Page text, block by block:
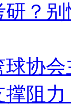
？
协
阻